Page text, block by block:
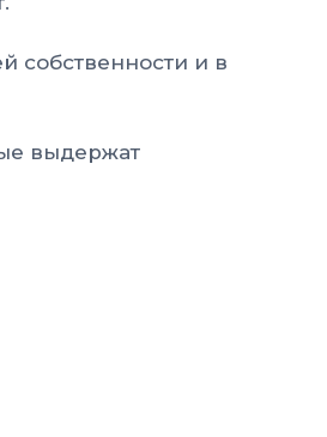
собственности и в
выдержат